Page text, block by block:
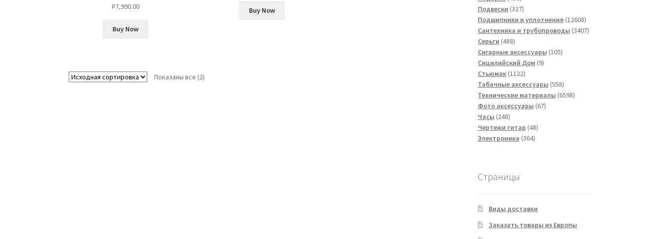
₽7,990.00
Buy Now
Buy Now
Показаны все (2)
товаров
Подвески 327327
товаров
Подшипники и уплотнения 1260812608
товаров
Сантехника и трубопроводы 34073407
Серьги 488488
товаров
Сигарные аксессуары 105105
Сицилийский Дом 99
Стьюмак 11221122
товара
Табачные аксессуары 558558
товаров
Технические материалы 65986598
Фото аксессуары 6767
Часы 248248
товаров
Чертежи гитар 4848
Электроника 364364
Страницы
Виды доставки
Заказать товары из Европы